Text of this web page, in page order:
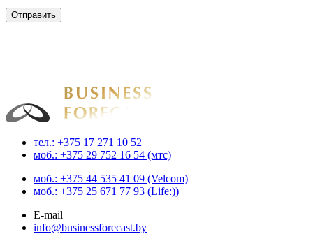
Businessforecast
Аналитика и прогнозирование для профессионалов
тел.: +375 17 271 10 52
моб.: +375 29 752 16 54 (мтс)
моб.: +375 44 535 41 09 (Velcom)
моб.: +375 25 671 77 93 (Life:))
E-mail
info@businessforecast.by